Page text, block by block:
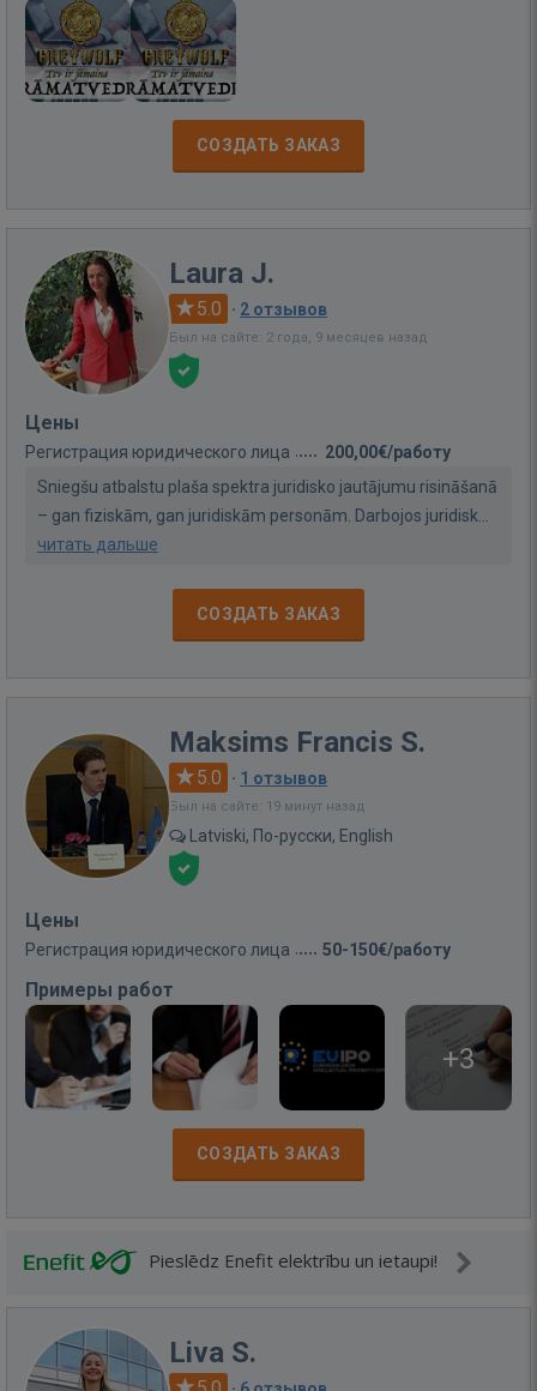
СОЗДАТЬ ЗАКАЗ
Laura J.
5.0 · 2 отзывов
Был на сайте: 2 года, 9 месяцев назад
Цены
Регистрация юридического лица
200,00€/работу
Sniegšu atbalstu plaša spektra juridisko jautājumu risināšanā
– gan fiziskām, gan juridiskām personām. Darbojos juridisk...
читать дальше
СОЗДАТЬ ЗАКАЗ
Maksims Francis S.
5.0 · 1 отзывов
Был на сайте: 19 минут назад
Latviski, По-русски, English
Цены
Регистрация юридического лица 50-150€/работу
Примеры работ
+3
СОЗДАТЬ ЗАКАЗ
Pieslēdz Enefit elektrību un ietaupi!
Liva S.